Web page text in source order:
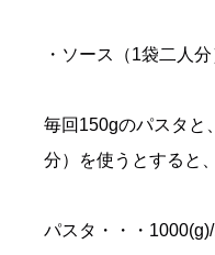
・ソース（1袋二人
毎回150gのパスタと
分）を使うとすると、
パスタ・・・